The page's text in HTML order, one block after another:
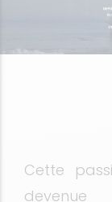
Cette
devenue